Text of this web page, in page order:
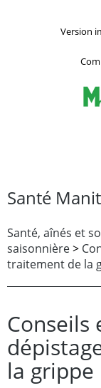
Version
Santé
Santé, aînés et
saisonnière>
traitement de la
Conseils
la grippe